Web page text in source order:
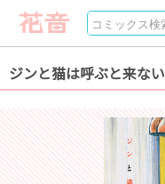
ジンと猫は呼ぶと来ない